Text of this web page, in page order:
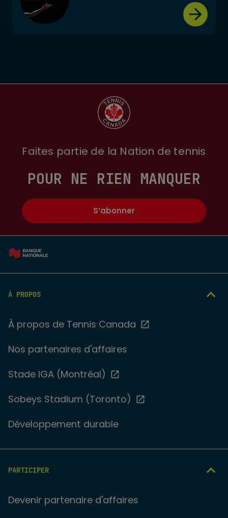
À PROPOS
À propos de Tennis Canada
Nos partenaires d'affaires
Stade IGA (Montréal)
Sobeys Stadium (Toronto)
Développement durable
PARTICIPER
Devenir partenaire d'affaires
Faites partie de la Nation de tennis
POUR NE RIEN MANQUER
S’abonner